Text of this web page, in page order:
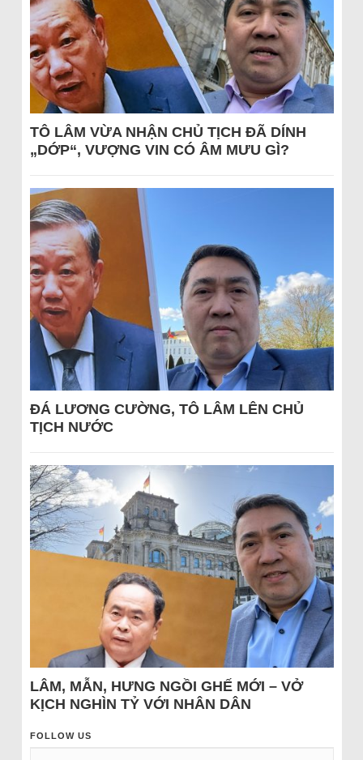
TÔ LÂM VỪA NHẬN CHỦ TỊCH ĐÃ DÍNH
„DỚP“, VƯỢNG VIN CÓ ÂM MƯU GÌ?
ĐÁ LƯƠNG CƯỜNG, TÔ LÂM LÊN CHỦ
TỊCH NƯỚC
LÂM, MẪN, HƯNG NGỒI GHẾ MỚI – VỞ
KỊCH NGHÌN TỶ VỚI NHÂN DÂN
FOLLOW US